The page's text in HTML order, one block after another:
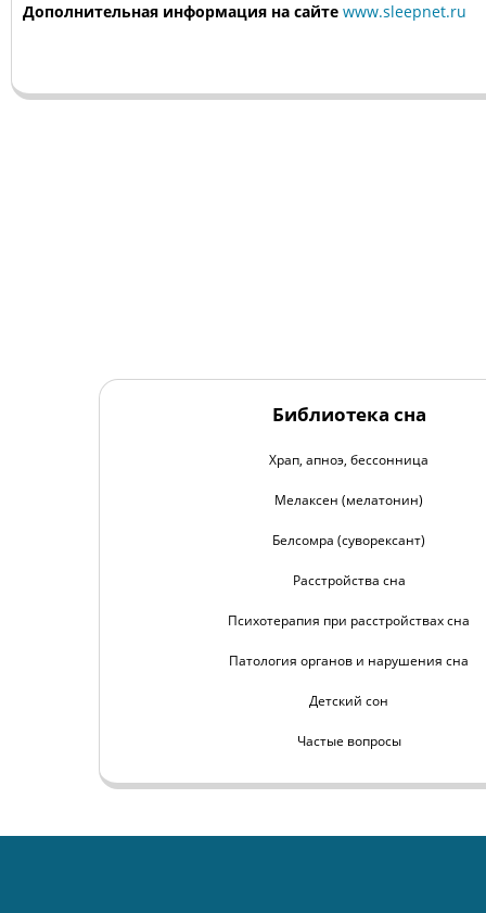
Дополнительная информация на сайте www.sleepnet.ru
Библиотека сна
Храп, апноэ, бессонница
Мелаксен (мелатонин)
Белсомра (суворексант)
Расстройства сна
Психотерапия при расстройствах сна
Патология органов и нарушения сна
Детский сон
Частые вопросы